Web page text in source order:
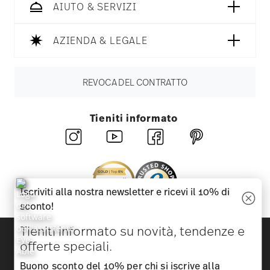
AIUTO & SERVIZI
AZIENDA & LEGALE
REVOCA DEL CONTRATTO
Tieniti informato
Scopri tutti i nostri brand
Bellezza e funzionalità per la tua casa
Iscriviti alla nostra newsletter e ricevi il 10% di
sconto!
Tieniti informato su novità, tendenze e
offerte speciali.
Buono sconto del 10% per chi si iscrive alla